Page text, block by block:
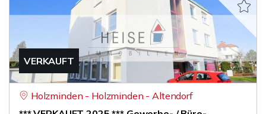
VERKAUFT
Holzminden - Holzminden - Altendorf